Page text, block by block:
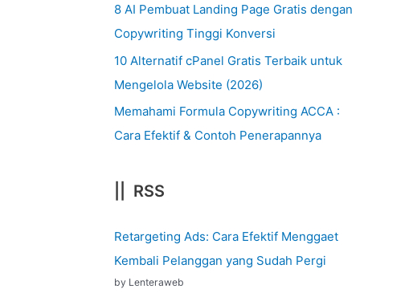
8 AI Pembuat Landing Page Gratis dengan
Copywriting Tinggi Konversi
10 Alternatif cPanel Gratis Terbaik untuk
Mengelola Website (2026)
Memahami Formula Copywriting ACCA :
Cara Efektif & Contoh Penerapannya
|| RSS
Retargeting Ads: Cara Efektif Menggaet
Kembali Pelanggan yang Sudah Pergi
by Lenteraweb